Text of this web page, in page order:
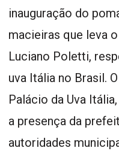
inauguração do
macieiras que leva
Luciano Poletti,
uva Itália no Brasil.
Palácio da Uva
a presença da
autoridades